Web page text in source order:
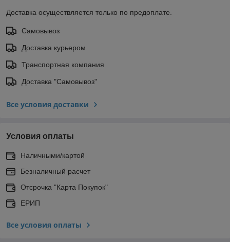
Доставка осуществляется только по предоплате.
Самовывоз
Доставка курьером
Транспортная компания
Доставка "Самовывоз"
Все условия доставки
Условия оплаты
Наличными/картой
Безналичный расчет
Отсрочка "Карта Покупок"
ЕРИП
Все условия оплаты